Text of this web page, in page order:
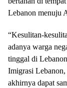
Lebanon menuju
“Kesulitan-
adanya warga
tinggal di
Imigrasi Lebanon,
akhirnya dapat